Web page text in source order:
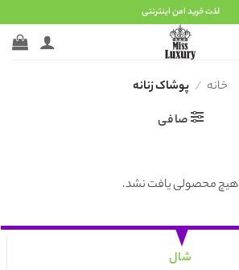
لذت خرید امن اینترنتی
خانه / پوشاک زنانه
صافی
هیچ محصولی یافت نشد.
شال